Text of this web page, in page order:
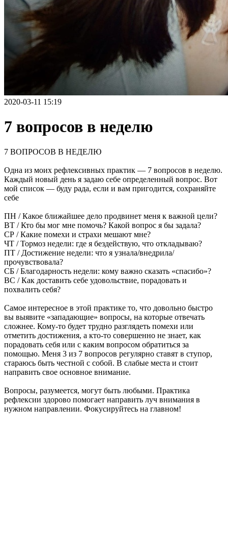
2020-03-11 15:19
7 вопросов в неделю
7 ВОПРОСОВ В НЕДЕЛЮ
Одна из моих рефлексивных практик — 7 вопросов в неделю.
Каждый новый день я задаю себе определенный вопрос. Вот
мой список — буду рада, если и вам пригодится, сохраняйте
себе
ПН / Какое ближайшее дело продвинет меня к важной цели?
ВТ / Кто бы мог мне помочь? Какой вопрос я бы задала?
СР / Какие помехи и страхи мешают мне?
ЧТ / Тормоз недели: где я бездействую, что откладываю?
ПТ / Достижение недели: что я узнала/внедрила/
прочувствовала?
СБ / Благодарность недели: кому важно сказать «спасибо»?
ВС / Как доставить себе удовольствие, порадовать и
похвалить себя?
Самое интересное в этой практике то, что довольно быстро
вы выявите «западающие» вопросы, на которые отвечать
сложнее. Кому-то будет трудно разглядеть помехи или
отметить достижения, а кто-то совершенно не знает, как
порадовать себя или с каким вопросом обратиться за
помощью. Меня 3 из 7 вопросов регулярно ставят в ступор,
стараюсь быть честной с собой. В слабые места и стоит
направить свое основное внимание.
Вопросы, разумеется, могут быть любыми. Практика
рефлексии здорово помогает направить луч внимания в
нужном направлении. Фокусируйтесь на главном!